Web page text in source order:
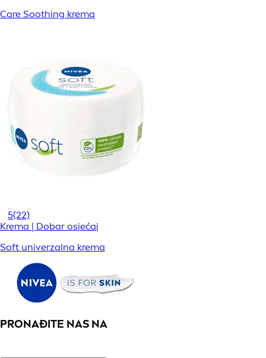
Care Soothing krema
5(22)
Krema | Dobar osjećaj
Soft univerzalna krema
PRONAĐITE NAS NA